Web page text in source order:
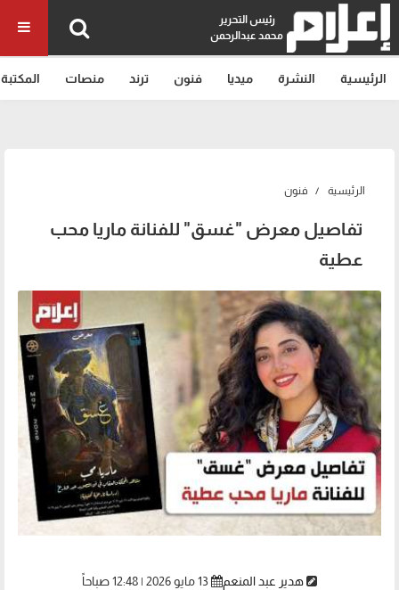
رئيس التحرير
محمد عبدالرحمن
الرئيسية النشرة ميديا فنون ترند منصات المكتبة
الرئيسية فنون
تفاصيل معرض "غسق" للفنانة ماريا محب
عطية
هدير عبد المنعم